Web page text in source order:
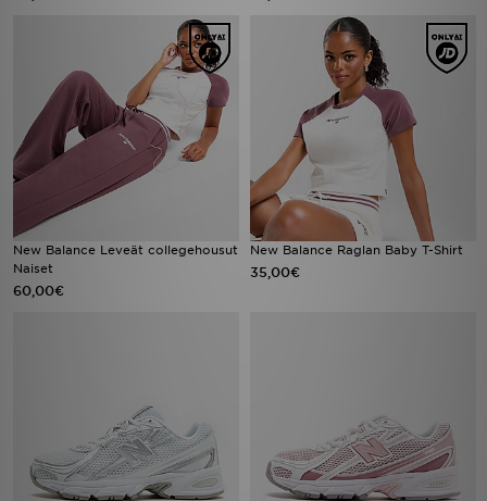
New Balance Leveät collegehousut
Naiset
60,00€
New Balance Raglan Baby T-Shirt
35,00€